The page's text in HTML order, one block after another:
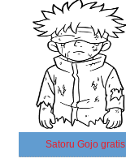
Satoru Gojo gratis